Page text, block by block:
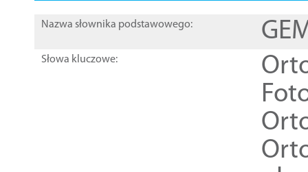
Nazwa słownika podstawowego:
Słowa kluczowe: